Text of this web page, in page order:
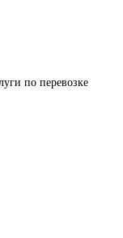
по перевозке